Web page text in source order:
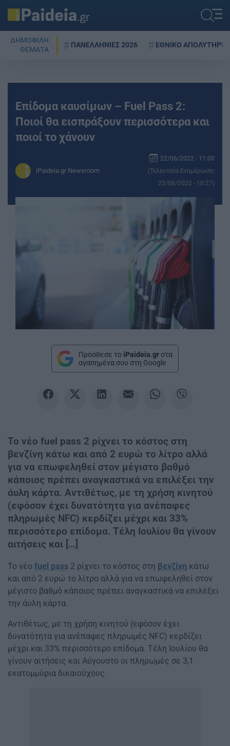
ΔΗΜΟΦΙΛΗ
ΘΕΜΑΤΑ
ΠΑΝΕΛΛΗΝΙΕΣ 2026 ΕΘΝΙΚΟ ΑΠΟΛΥΤΗΡΙΟ
Επίδομα καυσίμων – Fuel Pass 2:
Ποιοί θα εισπράξουν περισσότερα και
ποιοί το χάνουν
iPaideia.gr Newsroom
22/06/2022 - 11:00
(Τελευταία Ενημέρωση:
23/06/2022 - 10:27)
Πρόσθεσε το iPaideia.gr στα
αγαπημένα σου στη Google
To νέο fuel pass 2 ρίχνει το κόστος στη
βενζίνη κάτω και από 2 ευρώ το λίτρο αλλά
για να επωφεληθεί στον μέγιστο βαθμό
κάποιος πρέπει αναγκαστικά να επιλέξει την
άυλη κάρτα. Αντιθέτως, με τη χρήση κινητού
(εφόσον έχει δυνατότητα για ανέπαφες
πληρωμές NFC) κερδίζει μέχρι και 33%
περισσότερο επίδομα. Τέλη Ιουλίου θα γίνουν
αιτήσεις και […]
To νέο fuel pass 2 ρίχνει το κόστος στη βενζίνη κάτω
και από 2 ευρώ το λίτρο αλλά για να επωφεληθεί στον
μέγιστο βαθμό κάποιος πρέπει αναγκαστικά να επιλέξει
την άυλη κάρτα.
Αντιθέτως, με τη χρήση κινητού (εφόσον έχει
δυνατότητα για ανέπαφες πληρωμές NFC) κερδίζει
μέχρι και 33% περισσότερο επίδομα. Τέλη Ιουλίου θα
γίνουν αιτήσεις και Αύγουστο οι πληρωμές σε 3,1
εκατομμύρια δικαιούχους.